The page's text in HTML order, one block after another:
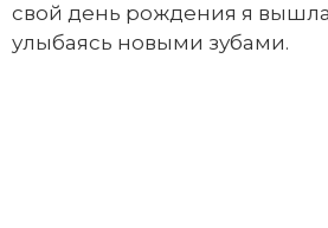
свой день рождения я
улыбаясь новыми зубами.